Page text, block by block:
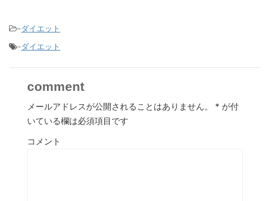
-ダイエット
-ダイエット
comment
メールアドレスが公開されることはありません。 * が付
いている欄は必須項目です
コメント